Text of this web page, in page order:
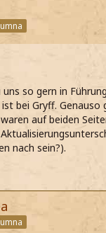
so gern in
bei Gryff. Genauso
auf beiden
nach sein?).